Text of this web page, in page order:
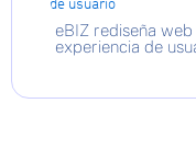
eBIZ rediseña
experiencia de